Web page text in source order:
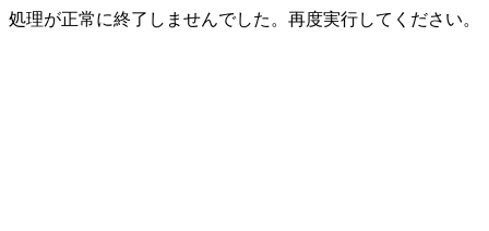
処理が正常に終了しませんでした。再度実行してください。